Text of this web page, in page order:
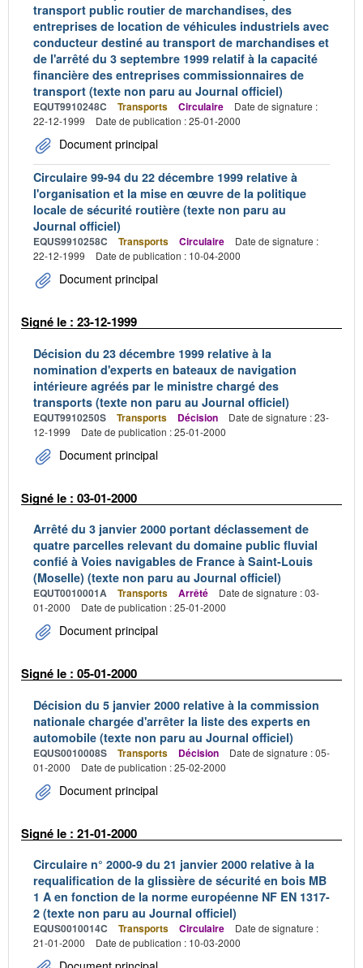
transport public routier de marchandises, des
entreprises de location de véhicules industriels avec
conducteur destiné au transport de marchandises et
de l'arrêté du 3 septembre 1999 relatif à la capacité
financière des entreprises commissionnaires de
transport (texte non paru au Journal officiel)
EQUT9910248C Transports Circulaire
Date de signature :
22-12-1999
Date de publication : 25-01-2000
Document principal
Circulaire 99-94 du 22 décembre 1999 relative à
l'organisation et la mise en œuvre de la politique
locale de sécurité routière (texte non paru au
Journal officiel)
EQUS9910258C Transports Circulaire
Date de signature :
22-12-1999
Date de publication : 10-04-2000
Document principal
Signé le : 23-12-1999
Décision du 23 décembre 1999 relative à la
nomination d'experts en bateaux de navigation
intérieure agréés par le ministre chargé des
transports (texte non paru au Journal officiel)
EQUT9910250S Transports Décision
Date de signature : 23-
12-1999
Date de publication : 25-01-2000
Document principal
Signé le : 03-01-2000
Arrêté du 3 janvier 2000 portant déclassement de
quatre parcelles relevant du domaine public fluvial
confié à Voies navigables de France à Saint-Louis
(Moselle) (texte non paru au Journal officiel)
EQUT0010001A Transports Arrêté
Date de signature : 03-
01-2000
Date de publication : 25-01-2000
Document principal
Signé le : 05-01-2000
Décision du 5 janvier 2000 relative à la commission
nationale chargée d'arrêter la liste des experts en
automobile (texte non paru au Journal officiel)
EQUS0010008S Transports Décision
Date de signature : 05-
01-2000
Date de publication : 25-02-2000
Document principal
Signé le : 21-01-2000
Circulaire n° 2000-9 du 21 janvier 2000 relative à la
requalification de la glissière de sécurité en bois MB
1 A en fonction de la norme européenne NF EN 1317-
2 (texte non paru au Journal officiel)
EQUS0010014C Transports Circulaire
Date de signature :
21-01-2000
Date de publication : 10-03-2000